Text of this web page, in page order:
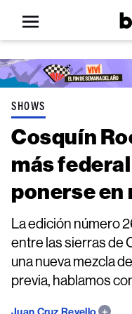
Open
menu
SHOWS
Cosquín
más
ponerse en
La edición número
entre las sierras de
una nueva mezcla
previa, hablamos